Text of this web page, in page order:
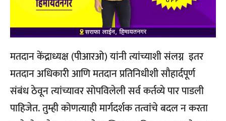
मतदान केंद्राध्यक्ष (पीआरओ) यांनी त्यांच्याशी संलग्न इतर
मतदान अधिकारी आणि मतदान प्रतिनिधीशी सौहार्दपूर्ण
संबंध ठेवून त्यांच्यावर सोपविलेली सर्व कर्तव्ये पार पाडली
पाहिजेत. तुम्ही कोणत्याही मार्गदर्शक तत्वांचे बदल न करता